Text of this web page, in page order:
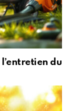
du